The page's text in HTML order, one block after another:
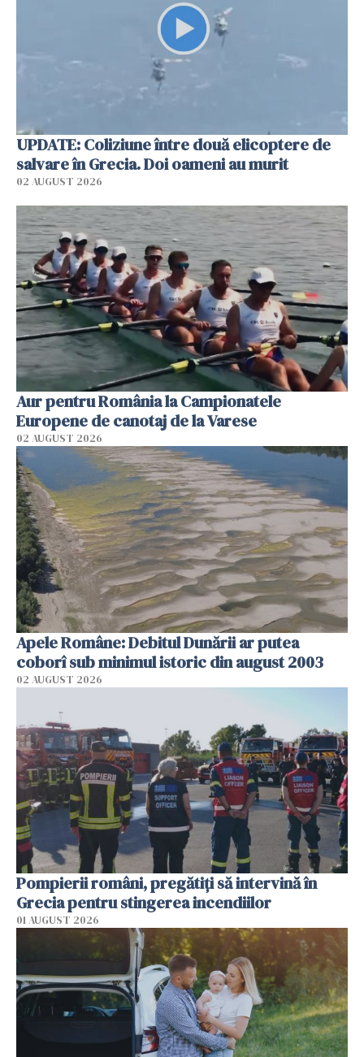
UPDATE: Coliziune între două elicoptere de
salvare în Grecia. Doi oameni au murit
02 AUGUST 2026
Aur pentru România la Campionatele
Europene de canotaj de la Varese
02 AUGUST 2026
Apele Române: Debitul Dunării ar putea
coborî sub minimul istoric din august 2003
02 AUGUST 2026
Pompierii români, pregătiţi să intervină în
Grecia pentru stingerea incendiilor
01 AUGUST 2026